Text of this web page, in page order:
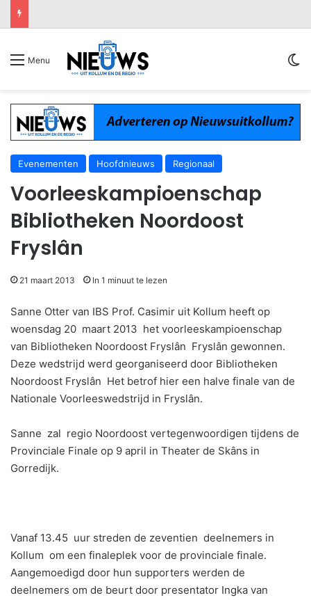
Menu
Evenementen Hoofdnieuws Regionaal
Voorleeskampioenschap
Bibliotheken Noordoost
Fryslân
21 maart 2013 In 1 minuut te lezen
Sanne Otter van IBS Prof. Casimir uit Kollum heeft op
woensdag 20 maart 2013 het voorleeskampioenschap
van Bibliotheken Noordoost Fryslân Fryslân gewonnen.
Deze wedstrijd werd georganiseerd door Bibliotheken
Noordoost Fryslân Het betrof hier een halve finale van de
Nationale Voorleeswedstrijd in Fryslân.
Sanne zal regio Noordoost vertegenwoordigen tijdens de
Provinciale Finale op 9 april in Theater de Skâns in
Gorredijk.
Vanaf 13.45 uur streden de zeventien deelnemers in
Kollum om een finaleplek voor de provinciale finale.
Aangemoedigd door hun supporters werden de
deelnemers om de beurt door presentator Ingka van